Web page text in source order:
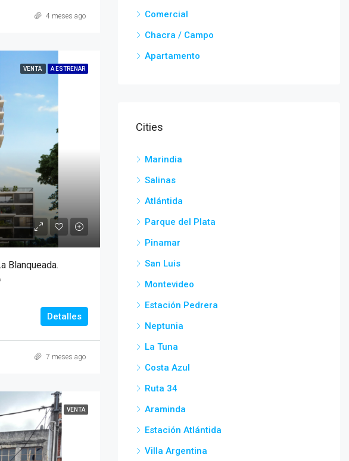
4 meses ago
VENTA A ESTRENAR
Blanqueada.
Detalles
7 meses ago
VENTA
Comercial
Chacra / Campo
Apartamento
Cities
Marindia
Salinas
Atlántida
Parque del Plata
Pinamar
San Luis
Montevideo
Estación Pedrera
Neptunia
La Tuna
Costa Azul
Ruta 34
Araminda
Estación Atlántida
Villa Argentina